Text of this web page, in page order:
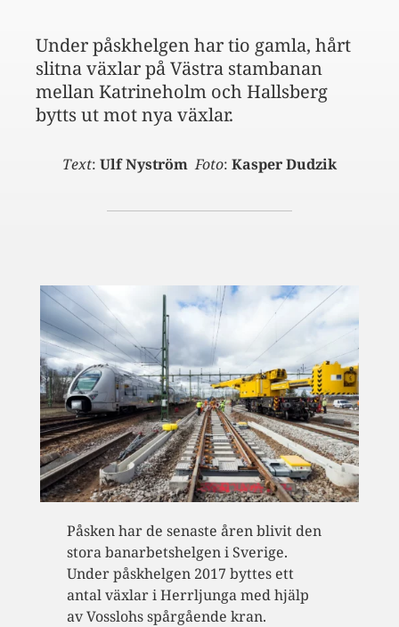
Under påskhelgen har tio gamla, hårt
slitna växlar på Västra stambanan
mellan Katrineholm och Hallsberg
bytts ut mot nya växlar.
Text: Ulf Nyström Foto: Kasper Dudzik
Påsken har de senaste åren blivit den
stora banarbetshelgen i Sverige.
Under påskhelgen 2017 byttes ett
antal växlar i Herrljunga med hjälp
av Vosslohs spårgående kran.